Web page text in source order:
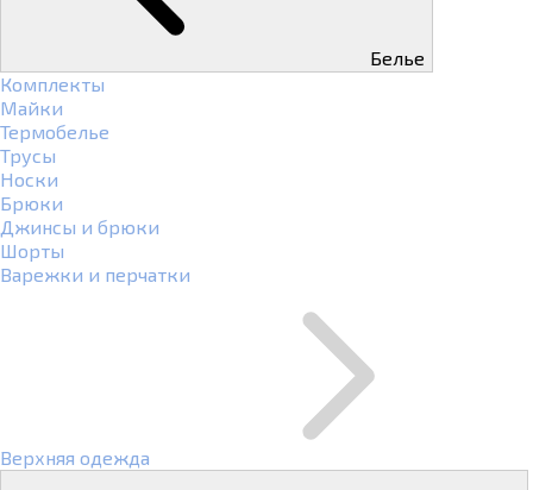
Белье
Комплекты
Майки
Термобелье
Трусы
Носки
Брюки
Джинсы и брюки
Шорты
Варежки и перчатки
Верхняя одежда